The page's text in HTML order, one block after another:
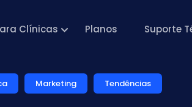
Clínicas Planos Suporte
Marketing Tendências